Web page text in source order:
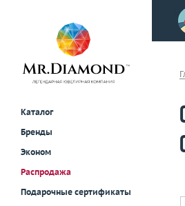
Каталог
Бренды
Эконом
Распродажа
Подарочные сертификаты
примерки!